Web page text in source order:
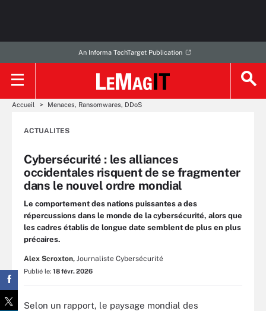
An Informa TechTarget Publication
Accueil Menaces, Ransomwares, DDoS
ACTUALITES
Cybersécurité : les alliances
occidentales risquent de se fragmenter
dans le nouvel ordre mondial
Le comportement des nations puissantes a des
répercussions dans le monde de la cybersécurité, alors que
les cadres établis de longue date semblent de plus en plus
précaires.
Alex Scroxton, Journaliste Cybersécurité
Publié le: 18 févr. 2026
Selon un rapport, le paysage mondial des